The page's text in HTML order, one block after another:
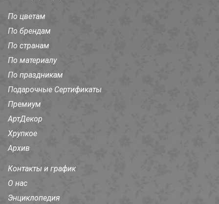
По цветам
По брендам
По странам
По материалу
По праздникам
Подарочные Сертификаты
Премиум
АртДекор
Хрупкое
Архив
Контакты и график
О нас
Энциклопедия